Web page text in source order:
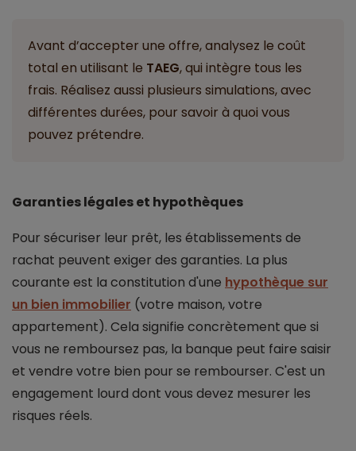
Avant d’accepter une offre, analysez le coût
total en utilisant le TAEG, qui intègre tous les
frais. Réalisez aussi plusieurs simulations, avec
différentes durées, pour savoir à quoi vous
pouvez prétendre.
Garanties légales et hypothèques
Pour sécuriser leur prêt, les établissements de
rachat peuvent exiger des garanties. La plus
courante est la constitution d'une hypothèque sur
un bien immobilier (votre maison, votre
appartement). Cela signifie concrètement que si
vous ne remboursez pas, la banque peut faire saisir
et vendre votre bien pour se rembourser. C'est un
engagement lourd dont vous devez mesurer les
risques réels.